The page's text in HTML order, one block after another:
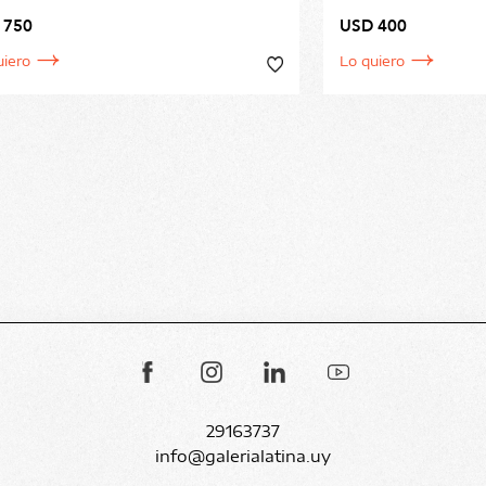
750 USD 400
Lo quiero
29163737
info@galerialatina.uy